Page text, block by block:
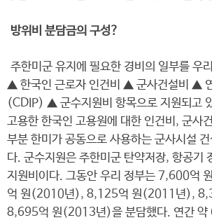
방위비 분담금의 구성?
주한미군 유지에 필요한 경비의 일부를 우
▲ 한국인 근로자 인건비 ▲ 군사건설비 ▲
(CDIP) ▲ 군수지원비 항목으로 지원되고
고용한 한국인 고용원에 대한 인건비, 군사
부분 한미가 공동으로 사용하는 군사시설 건
다. 군수지원은 주한미군 탄약저장, 항공기
지원비이다. 그동안 우리 정부는 7,600
억 원(2010년), 8,125억 원(2011년),
8,695억 원(2013년)을 분담했다. 연간 약